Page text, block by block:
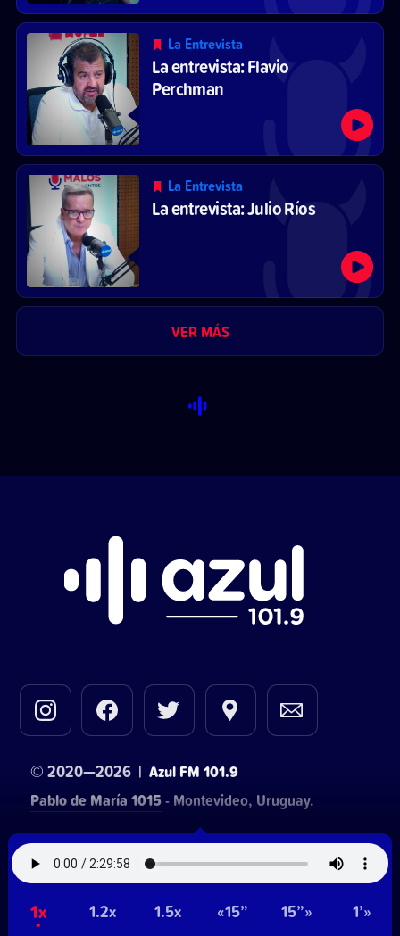
1x 1.2x 1.5x «15” 15”» 1’»
La Entrevista
La entrevista: Flavio
Perchman
La Entrevista
La entrevista: Julio Ríos
VER MÁS
© 2020—2026 | Azul FM 101.9
Pablo de María 1015- Montevideo, Uruguay.
Contacto comercial:Walter Lapachian• Hosting:
NetUy
Privacidad~Términos y condiciones